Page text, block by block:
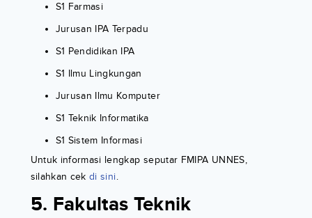
S1 Farmasi
Jurusan IPA Terpadu
S1 Pendidikan IPA
S1 Ilmu Lingkungan
Jurusan Ilmu Komputer
S1 Teknik Informatika
S1 Sistem Informasi
Untuk informasi lengkap seputar FMIPA UNNES,
silahkan cekdi sini.
5. Fakultas Teknik